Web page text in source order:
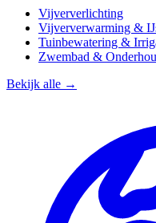
Vijververlichting
Vijververwarming &
Tuinbewatering &
Zwembad &
Bekijk alle →